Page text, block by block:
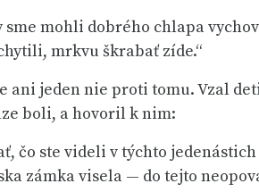
mohli dobrého chlapa
mrkvu škrabať zíde.“
jeden nie proti tomu. Vzal
boli, a hovoril k nim:
čo ste videli v týchto
zámka visela — do tejto